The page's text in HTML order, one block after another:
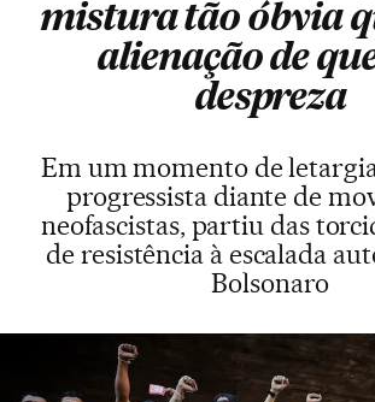
mistura tão óbvia
alienação de
despreza
Em um momento de
progressista diante de
neofascistas, partiu das
de resistência à escalada
Bolsonaro